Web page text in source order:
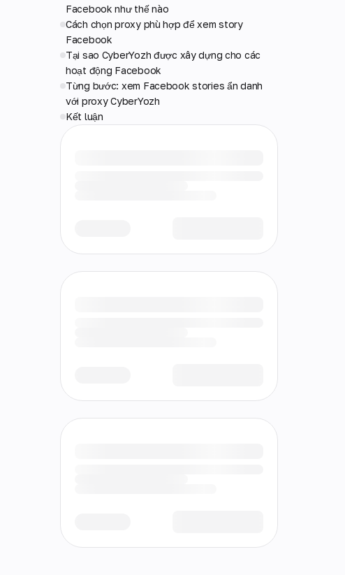
Facebook như thế nào
Cách chọn proxy phù hợp để xem story
Facebook
Tại sao CyberYozh được xây dựng cho các
hoạt động Facebook
Từng bước: xem Facebook stories ẩn danh
với proxy CyberYozh
Kết luận